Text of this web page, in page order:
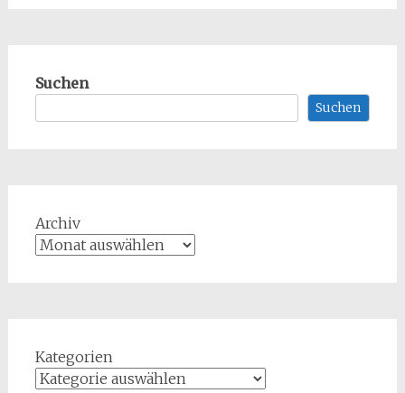
Suchen
Suchen
Archiv
Kategorien